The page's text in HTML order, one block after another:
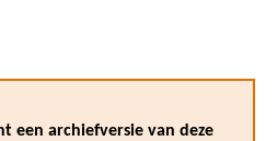
een archiefversie van deze